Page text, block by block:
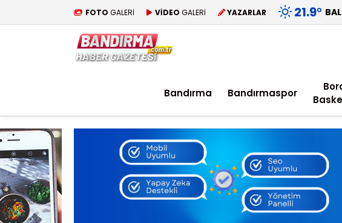
FOTO GALERİ VİDEO GALERİ YAZARLAR 21.9°
Bandırma Bandırmaspor